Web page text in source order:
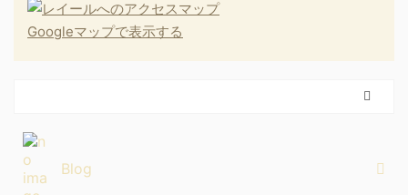
Googleマップで表示する
Blog